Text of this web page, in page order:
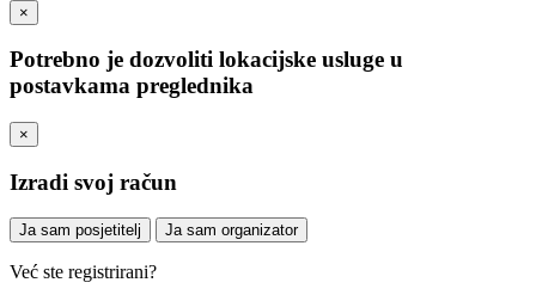
×
Potrebno je dozvoliti lokacijske usluge u
postavkama preglednika
×
Izradi svoj račun
Ja sam posjetitelj Ja sam organizator
Već ste registrirani?